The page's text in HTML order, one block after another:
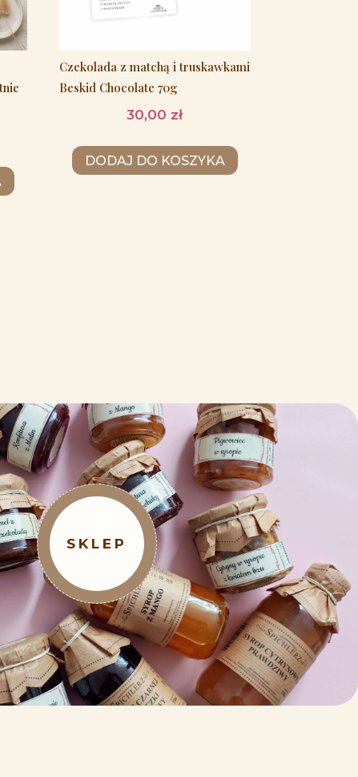
Czekolada z matchą i truskawkami
Beskid Chocolate 70g
30,00 zł
DODAJ DO KOSZYKA
SKLEP